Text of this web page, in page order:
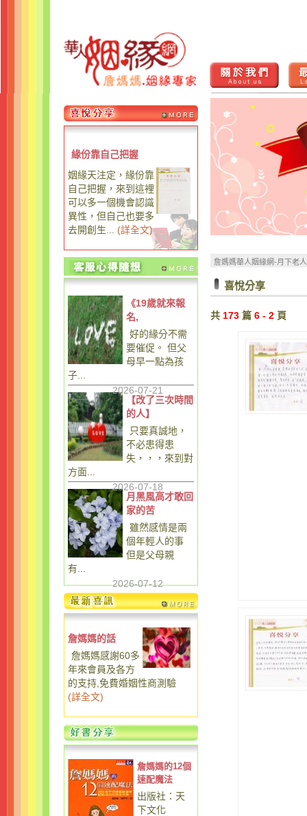
緣份靠自己把握
姻緣天注定，緣份靠
自己把握，來到這裡
可以多一個機會認識
異性，但自己也要多
去開創生...
(詳全文)
《19歲就來報
名,
好的緣分不需
要催促。 但父
母早一點為孩
子...
2026-07-21
【改了三次時間
的人】
只要真誠地，
不必患得患
失，，，來到對
方面...
2026-07-18
月黑風高才敢回
家的苦
雖然感情是兩
個年輕人的事
但是父母親
有...
2026-07-12
詹媽媽的話
詹媽媽感謝60多
年來會員及各方
的支持,免費婚姻性商測驗
(詳全文)
詹媽媽的12個
速配魔法
出版社：天
下文化
詹媽媽華人姻緣網-月下老
喜悅分享
共 173 篇 6 - 2 頁